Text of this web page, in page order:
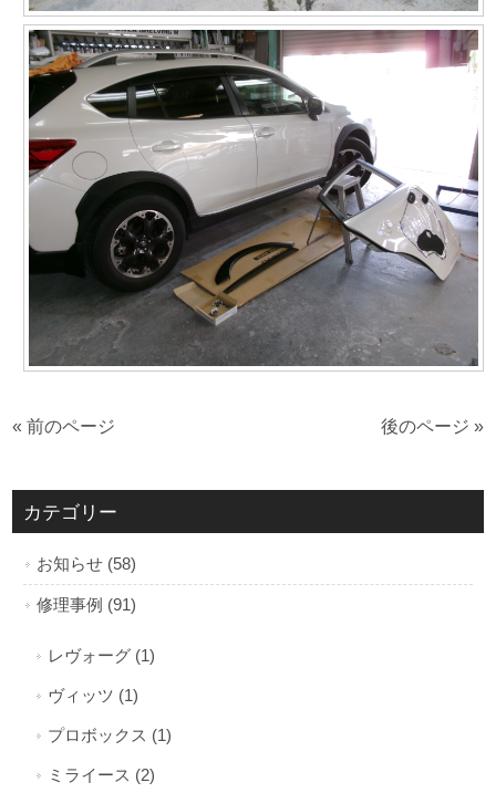
« 前のページ 後のページ »
カテゴリー
お知らせ (58)
修理事例 (91)
レヴォーグ (1)
ヴィッツ (1)
プロボックス (1)
ミライース (2)